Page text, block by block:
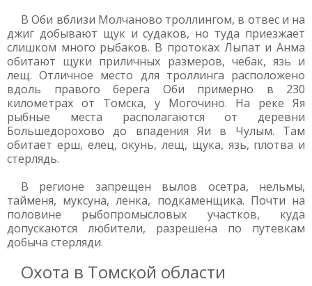
В Оби вблизи Молчаново троллингом, в отвес и на
джиг добывают щук и судаков, но туда приезжает
слишком много рыбаков. В протоках Лыпат и Анма
обитают щуки приличных размеров, чебак, язь и
лещ. Отличное место для троллинга расположено
вдоль правого берега Оби примерно в 230
километрах от Томска, у Могочино. На реке Яя
рыбные места располагаются от деревни
Большедорохово до впадения Яи в Чулым. Там
обитает ерш, елец, окунь, лещ, щука, язь, плотва и
стерлядь.
В регионе запрещен вылов осетра, нельмы,
тайменя, муксуна, ленка, подкаменщика. Почти на
половине рыбопромысловых участков, куда
допускаются любители, разрешена по путевкам
добыча стерляди.
Охота в Томской области